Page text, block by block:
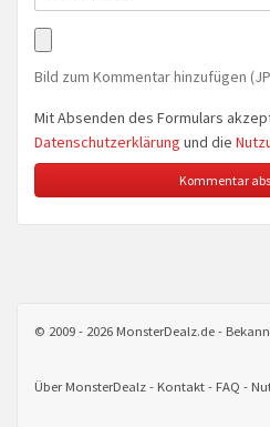
Bild zum Kommentar hinzufügen
Mit Absenden des Formulars
Datenschutzerklärung und die
© 2009 - 2026 MonsterDealz.de -
Über MonsterDealz Kontakt FAQ